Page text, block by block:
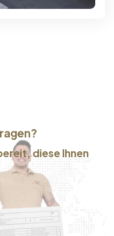
diese Ihnen